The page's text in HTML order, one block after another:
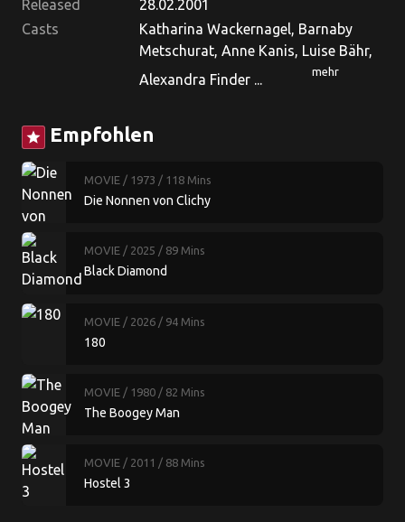
Released
28.02.2001
Casts
Katharina Wackernagel, Barnaby
Metschurat, Anne Kanis, Luise Bähr,
Alexandra Finder ...
mehr
star Empfohlen
MOVIE / 1973 / 118 Mins
Die Nonnen von Clichy
MOVIE / 2025 / 89 Mins
Black Diamond
MOVIE / 2026 / 94 Mins
180
MOVIE / 1980 / 82 Mins
The Boogey Man
MOVIE / 2011 / 88 Mins
Hostel 3